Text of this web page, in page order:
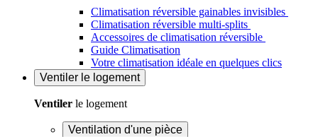
Climatisation réversible gainables invisibles
Climatisation réversible multi-splits
Accessoires de climatisation réversible
Guide Climatisation
Votre climatisation idéale en quelques clics
Ventiler le logement
Ventiler le logement
Ventilation d'une pièce